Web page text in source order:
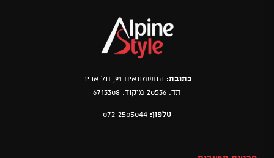
כתובת: החשמונאים 91, תל אביב
תד: 20536 מיקוד: 6713308
טלפון: 072-2505044